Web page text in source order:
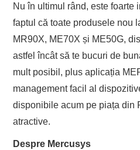
Nu în ultimul rând, este foarte
faptul că toate produsele nou
MR90X, ME70X și ME50G,
astfel încât să te bucuri de
mult posibil, plus aplicația
management facil al
disponibile acum pe piața din
atractive.
Despre Mercusys